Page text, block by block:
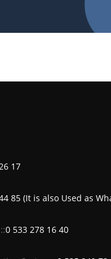
17
85 (It is also Used as
0 533 278 16 40